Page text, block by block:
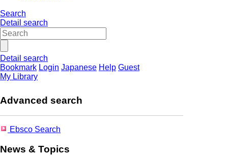
Search
Detail search
Detail search
Bookmark Login Japanese Help Guest
My Library
Advanced search
Ebsco Search
News & Topics